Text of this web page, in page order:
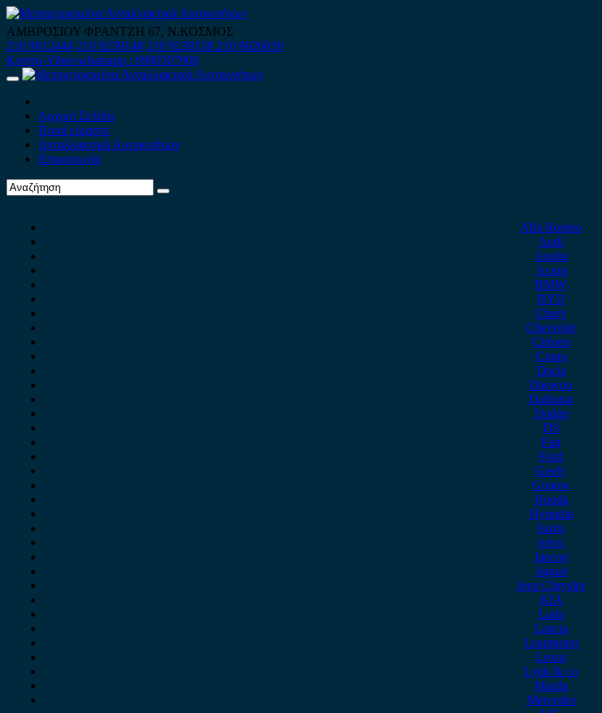
Skip
to
content
ΑΜΒΡΟΣΙΟΥ ΦΡΑΝΤΖΗ 67, Ν.ΚΟΣΜΟΣ
210 9012444 210 9239148 210 9238158 210 9026839
Κινητό-Viber-whatsapp : 6980507900
Primary
Αρχική Σελίδα
Ποιοί είμαστε
Ανταλλακτικά Αυτοκινήτων
Επικοινωνία
Alfa Romeo
Audi
Austin
Acura
BMW
BYD
Chery
Chevrolet
Citroen
Cupra
Dacia
Daewoo
Daihatsu
Dodge
DS
Fiat
Ford
Geely
Gonow
Honda
Hyundai
Isuzu
iveco
Jaecoo
Jaguar
Jeep Chrysler
KIA
Lada
Lancia
Leapmotor
Lexus
Lynk & co
Mazda
Mercedes